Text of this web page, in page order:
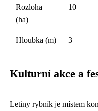
Rozloha
(ha)
10
Hloubka (m) 3
Kulturní akce a
Letiny rybník je místem